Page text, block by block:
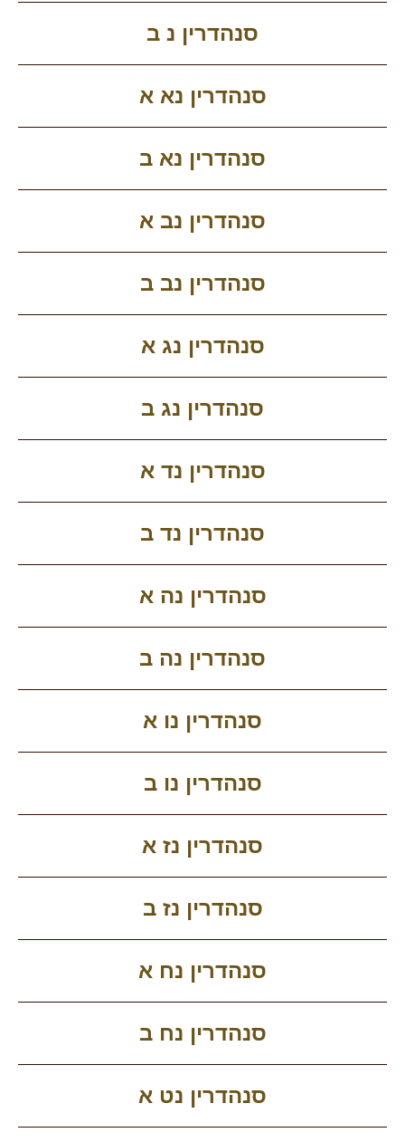
סנהדרין נ ב
סנהדרין נא א
סנהדרין נא ב
סנהדרין נב א
סנהדרין נב ב
סנהדרין נג א
סנהדרין נג ב
סנהדרין נד א
סנהדרין נד ב
סנהדרין נה א
סנהדרין נה ב
סנהדרין נו א
סנהדרין נו ב
סנהדרין נז א
סנהדרין נז ב
סנהדרין נח א
סנהדרין נח ב
סנהדרין נט א